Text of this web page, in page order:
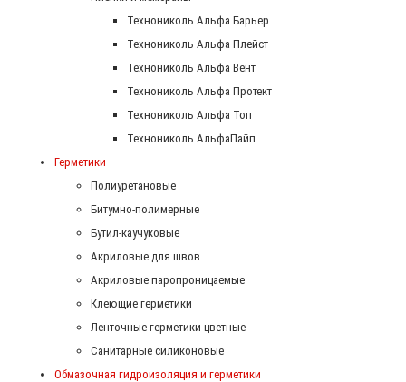
Технониколь Альфа Барьер
Технониколь Альфа Плейст
Технониколь Альфа Вент
Технониколь Альфа Протект
Технониколь Альфа Топ
Технониколь АльфаПайп
Герметики
Полиуретановые
Битумно-полимерные
Бутил-каучуковые
Акриловые для швов
Акриловые паропроницаемые
Клеющие герметики
Ленточные герметики цветные
Санитарные силиконовые
Обмазочная гидроизоляция и герметики